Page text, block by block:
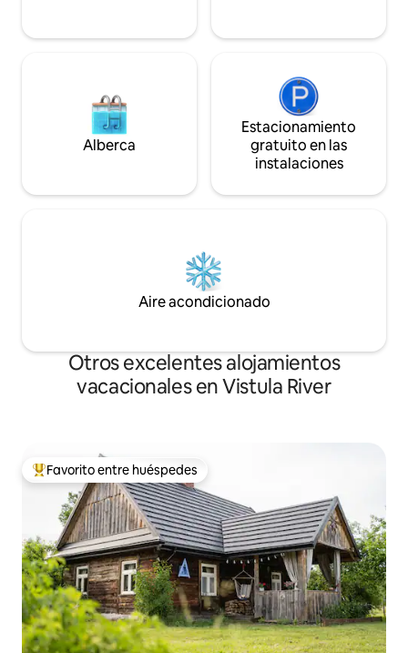
Alberca
Estacionamiento
gratuito en las
instalaciones
Aire acondicionado
Otros excelentes alojamientos
vacacionales en Vistula River
De los mejores en Favorito entre huéspedes
Favorito entre huéspedes